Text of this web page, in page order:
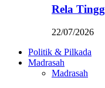
Rela
22/07/2026
Politik & Pilkada
Madrasah
Madrasah